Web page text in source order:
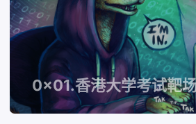
0x01.香港大学考试靶